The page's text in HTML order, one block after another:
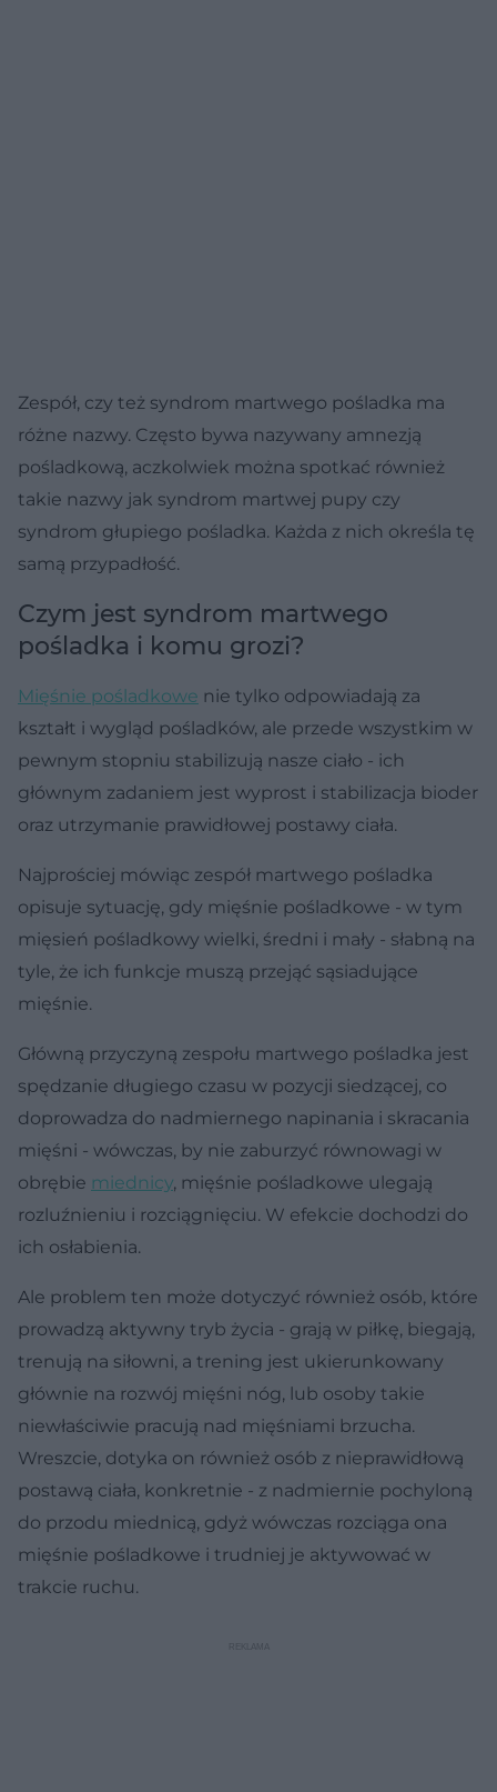
Zespół, czy też syndrom martwego pośladka ma
różne nazwy. Często bywa nazywany amnezją
pośladkową, aczkolwiek można spotkać również
takie nazwy jak syndrom martwej pupy czy
syndrom głupiego pośladka. Każda z nich określa tę
samą przypadłość.
Czym jest syndrom martwego
pośladka i komu grozi?
Mięśnie pośladkowe nie tylko odpowiadają za
kształt i wygląd pośladków, ale przede wszystkim w
pewnym stopniu stabilizują nasze ciało - ich
głównym zadaniem jest wyprost i stabilizacja bioder
oraz utrzymanie prawidłowej postawy ciała.
Najprościej mówiąc zespół martwego pośladka
opisuje sytuację, gdy mięśnie pośladkowe - w tym
mięsień pośladkowy wielki, średni i mały - słabną na
tyle, że ich funkcje muszą przejąć sąsiadujące
mięśnie.
Główną przyczyną zespołu martwego pośladka jest
spędzanie długiego czasu w pozycji siedzącej, co
doprowadza do nadmiernego napinania i skracania
mięśni - wówczas, by nie zaburzyć równowagi w
obrębie miednicy, mięśnie pośladkowe ulegają
rozluźnieniu i rozciągnięciu. W efekcie dochodzi do
ich osłabienia.
Ale problem ten może dotyczyć również osób, które
prowadzą aktywny tryb życia - grają w piłkę, biegają,
trenują na siłowni, a trening jest ukierunkowany
głównie na rozwój mięśni nóg, lub osoby takie
niewłaściwie pracują nad mięśniami brzucha.
Wreszcie, dotyka on również osób z nieprawidłową
postawą ciała, konkretnie - z nadmiernie pochyloną
do przodu miednicą, gdyż wówczas rozciąga ona
mięśnie pośladkowe i trudniej je aktywować w
trakcie ruchu.